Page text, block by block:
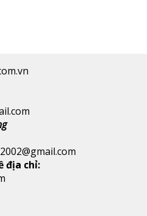
địa chỉ: